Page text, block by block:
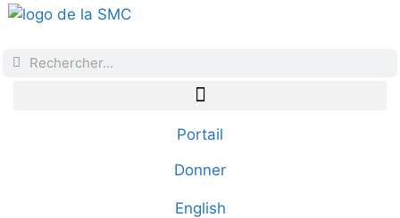
Portail
Donner
English